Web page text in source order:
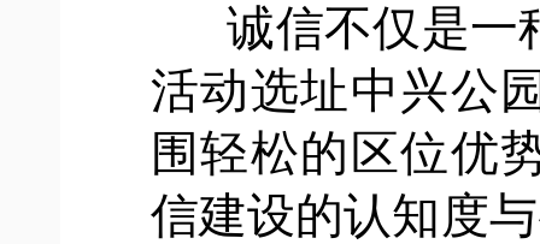
诚信不仅是一
活动选址中兴公
围轻松的区位优
信建设的认知度